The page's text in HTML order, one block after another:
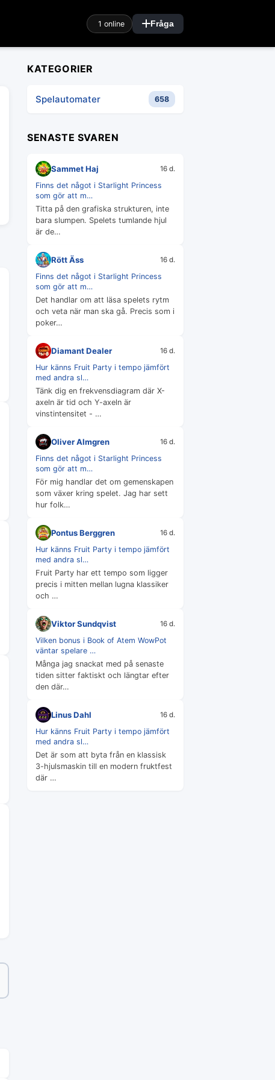
1 online Fråga
KATEGORIER
Spelautomater 658
SENASTE SVAREN
Sammet Haj 16 d.
Finns det något i Starlight Princess
som gör att m…
Titta på den grafiska strukturen, inte
bara slumpen. Spelets tumlande hjul
är de…
Rött Äss 16 d.
Finns det något i Starlight Princess
som gör att m…
Det handlar om att läsa spelets rytm
och veta när man ska gå. Precis som i
poker…
Diamant Dealer 16 d.
Hur känns Fruit Party i tempo jämfört
med andra sl…
Tänk dig en frekvensdiagram där X-
axeln är tid och Y-axeln är
vinstintensitet - …
Oliver Almgren 16 d.
Finns det något i Starlight Princess
som gör att m…
För mig handlar det om gemenskapen
som växer kring spelet. Jag har sett
hur folk…
Pontus Berggren 16 d.
Hur känns Fruit Party i tempo jämfört
med andra sl…
Fruit Party har ett tempo som ligger
precis i mitten mellan lugna klassiker
och …
Viktor Sundqvist 16 d.
Vilken bonus i Book of Atem WowPot
väntar spelare …
Många jag snackat med på senaste
tiden sitter faktiskt och längtar efter
den där…
Linus Dahl 16 d.
Hur känns Fruit Party i tempo jämfört
med andra sl…
Det är som att byta från en klassisk
3-hjulsmaskin till en modern fruktfest
där …